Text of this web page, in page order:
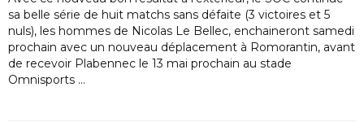
sa belle série de huit matchs sans défaite (3 victoires et 5
nuls), les hommes de Nicolas Le Bellec, enchaineront samedi
prochain avec un nouveau déplacement à Romorantin, avant
de recevoir Plabennec le 13 mai prochain au stade
Omnisports …